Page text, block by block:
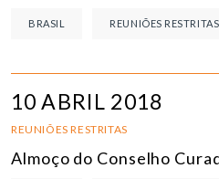
BRASIL REUNIÕES RESTRITAS
10 ABRIL 2018
REUNIÕES RESTRITAS
Almoço do Conselho